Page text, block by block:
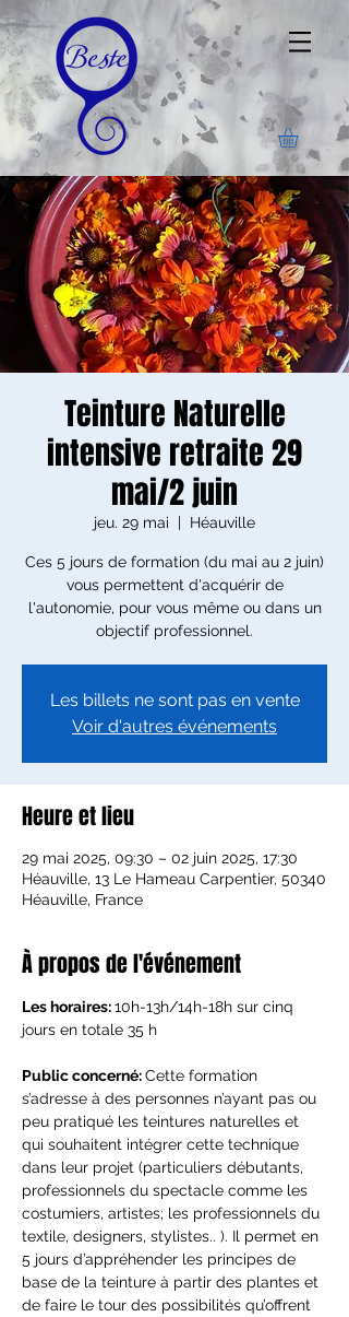
Teinture Naturelle
intensive retraite 29
mai/2 juin
jeu. 29 mai
  |
Héauville
Ces 5 jours de formation (du mai au 2 juin)
vous permettent d'acquérir de
l'autonomie, pour vous même ou dans un
objectif professionnel.
Les billets ne sont pas en vente
Voir d'autres événements
Heure et lieu
29 mai 2025, 09:30 – 02 juin 2025, 17:30
Héauville, 13 Le Hameau Carpentier, 50340
Héauville, France
À propos de l'événement
Les horaires: 10h-13h/14h-18h sur cinq
jours en totale 35 h
Public concerné: Cette formation
s’adresse à des personnes n’ayant pas ou
peu pratiqué les teintures naturelles et
qui souhaitent intégrer cette technique
dans leur projet (particuliers débutants,
professionnels du spectacle comme les
costumiers, artistes; les professionnels du
textile, designers, stylistes.. ). Il permet en
5 jours d’appréhender les principes de
base de la teinture à partir des plantes et
de faire le tour des possibilités qu’offrent